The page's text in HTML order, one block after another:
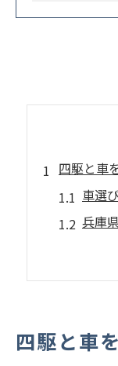
四駆と車
車選
兵庫
四駆
兵庫県
車で
四駆と車